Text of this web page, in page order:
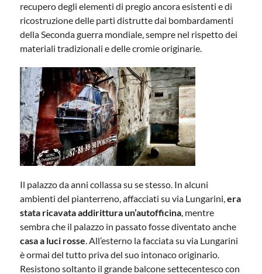
recupero degli elementi di pregio ancora esistenti e di
ricostruzione delle parti distrutte dai bombardamenti
della Seconda guerra mondiale, sempre nel rispetto dei
materiali tradizionali e delle cromie originarie.
Il palazzo da anni collassa su se stesso. In alcuni
ambienti del pianterreno, affacciati su via Lungarini,era
stata ricavata addirittura un’autofficina, mentre
sembra che il palazzo in passato fosse diventato anche
casa a luci rosse. All’esterno la facciata su via Lungarini
è ormai del tutto priva del suo intonaco originario.
Resistono soltanto il grande balcone settecentesco con